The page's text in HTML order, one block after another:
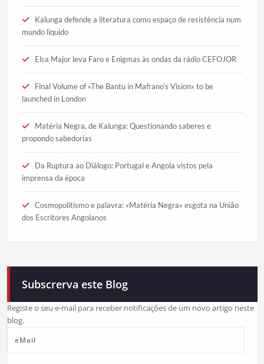
Kalunga defende a literatura como espaço de resistência num
mundo líquido
Elsa Major leva Faro e Enigmas às ondas da rádio CEFOJOR
Final Volume of «The Bantu in Mafrano’s Vision» to be
launched in London
Matéria Negra, de Kalunga: Questionando saberes e
propondo sabedorias
Da Ruptura ao Diálogo: Portugal e Angola vistos pela
imprensa da época
Cosmopolitismo e palavra: «Matéria Negra» esgota na União
dos Escritores Angolanos
Subscrerva este Blog
Registe o seu e-mail para receber notificações de um novo artigo neste
blog.